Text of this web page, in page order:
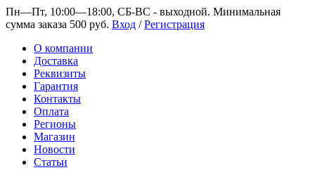
Пн—Пт, 10:00—18:00, СБ-ВС - выходной. Минимальная
сумма заказа 500 руб. Вход /Регистрация
О компании
Доставка
Реквизиты
Гарантия
Контакты
Оплата
Регионы
Магазин
Новости
Статьи